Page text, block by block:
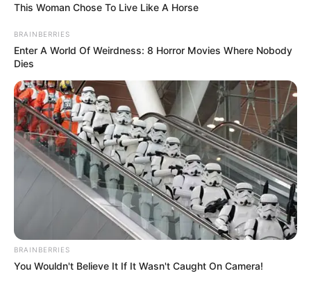
Nama Panggung: SSSniperWolf
Nama Panggilan: Lia Wolf
Tempat, Tanggal Lahir: Liverpool, Inggris, 22 Oktober 1992
Pendidikan: –
Agama: Kristen
Tinggi: 160 cm
Orang tua: –
Saudara: Ranya Lasagna
Pacar: Evan Sausage
Profesi: Gamer, Youtuber, Selebgram, TikToker
Hobi: Bermain Game
This Woman Chose To Live Like A Horse
BRAINBERRIES
Enter A World Of Weirdness: 8 Horror Movies Where Nobody
Dies
BRAINBERRIES
You Wouldn't Believe It If It Wasn't Caught On Camera!